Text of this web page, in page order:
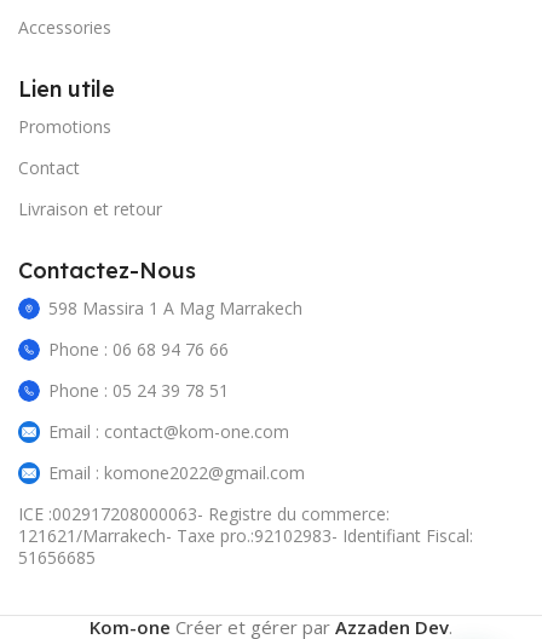
Accessories
Lien utile
Promotions
Contact
Livraison et retour
Contactez-Nous
598 Massira 1 A Mag Marrakech
Phone : 06 68 94 76 66
Phone : 05 24 39 78 51
Email : contact@kom-one.com
Email : komone2022@gmail.com
ICE :002917208000063- Registre du commerce:
121621/Marrakech- Taxe pro.:92102983- Identifiant Fiscal:
51656685
Kom-one Créer et gérer par Azzaden Dev.